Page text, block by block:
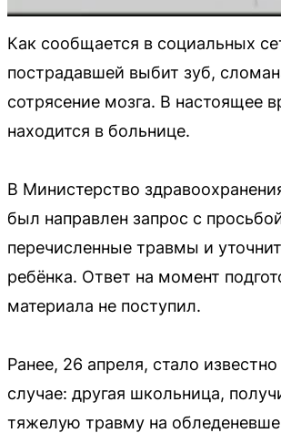
Как сообщается в социальных
пострадавшей выбит зуб,
сотрясение мозга. В настоящее
находится в больнице.
В Министерство
был направлен запрос с
перечисленные травмы и
ребёнка. Ответ на момент
материала не поступил.
Ранее, 26 апреля, стало
случае: другая школьница,
тяжелую травму на